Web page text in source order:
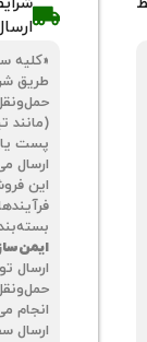
«کلیه سفارشات از
طریق شرکت‌های
حمل‌ونقل معتبر
(مانند تیپاکس،
پست یا باربری)
ارسال می‌گردند. در
این فروشگاه، تمامی
ایمن‌سازی کالاو
ارسال توسط شرکت
حمل‌ونقل منتخب
انجام می‌شود. هزینه
ارسال سفارشات